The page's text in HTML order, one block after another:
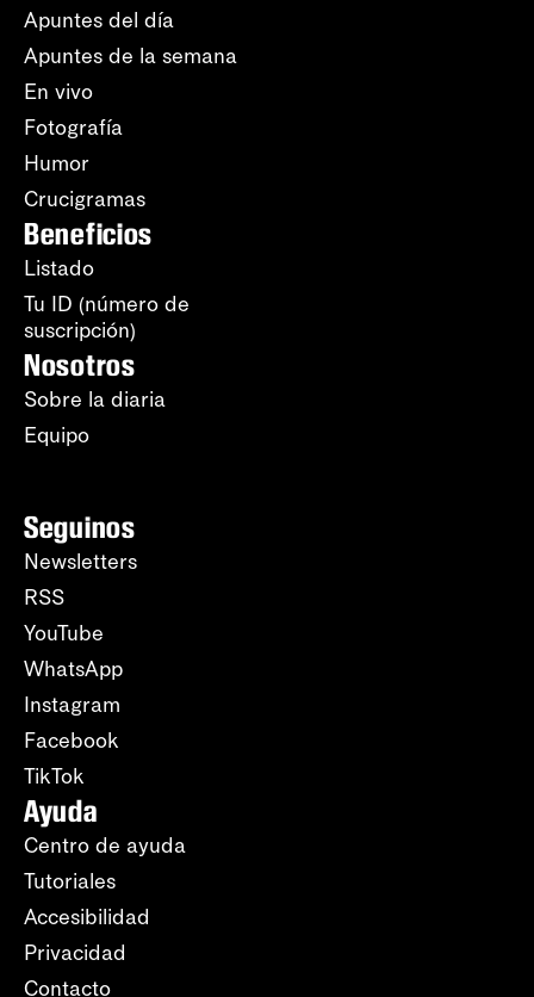
Apuntes del día
Apuntes de la semana
En vivo
Fotografía
Humor
Crucigramas
Beneficios
Listado
Tu ID (número de
suscripción)
Nosotros
Sobre la diaria
Equipo
Seguinos
Newsletters
RSS
YouTube
WhatsApp
Instagram
Facebook
TikTok
Ayuda
Centro de ayuda
Tutoriales
Accesibilidad
Privacidad
Contacto